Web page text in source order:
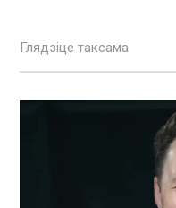
Глядзіце таксама